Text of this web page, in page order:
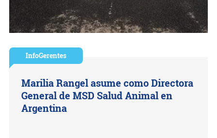
InfoGerentes
Marilia Rangel asume como Directora
General de MSD Salud Animal en
Argentina